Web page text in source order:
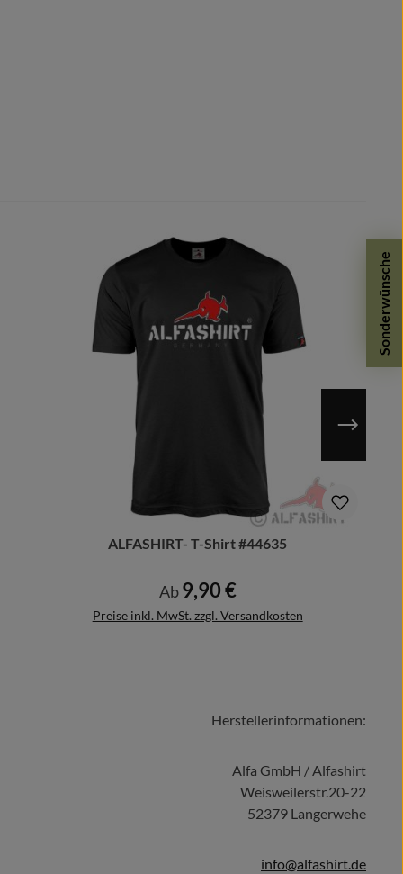
Sonderwünsche
ALFASHIRT- T-Shirt #44635
Regulärer Preis:
Ab9,90 €
Preise inkl. MwSt. zzgl. Versandkosten
DetailsHerstellerinformationen:
Alfa GmbH / Alfashirt
Weisweilerstr.20-22
52379 Langerwehe
info@alfashirt.de